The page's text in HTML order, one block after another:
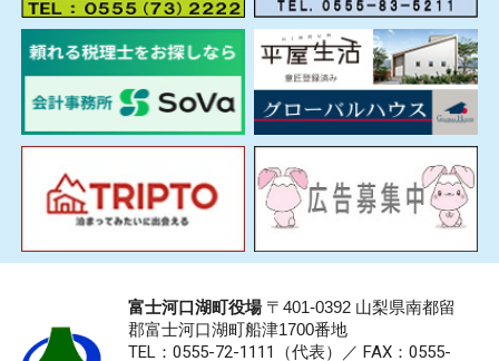
富士河口湖町役場〒401-0392 山梨県南都留
郡富士河口湖町船津1700番地
TEL：0555-72-1111 （代表）／ FAX：0555-